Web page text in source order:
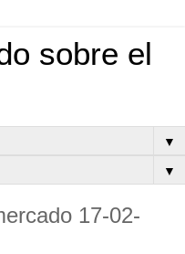
sobre el
▼
▼
17-02-